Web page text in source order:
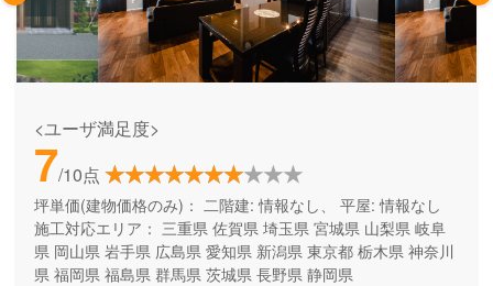
<ユーザ満足度>
7/10点
坪単価(建物価格のみ)： 二階建: 情報なし、 平屋: 情報なし
施工対応エリア： 三重県 佐賀県 埼玉県 宮城県 山梨県 岐阜
県 岡山県 岩手県 広島県 愛知県 新潟県 東京都 栃木県 神奈川
県 福岡県 福島県 群馬県 茨城県 長野県 静岡県